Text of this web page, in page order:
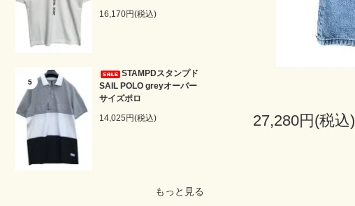
16,170円(税込)
5
STAMPDスタンプド
SAIL POLO greyオーバー
サイズポロ
14,025円(税込)
もっと見る
27,280円(税込)